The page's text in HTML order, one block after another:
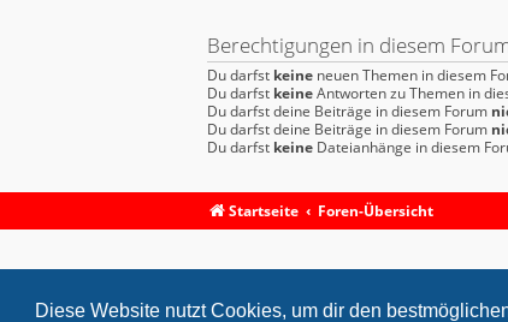
Diese Website nutzt Cookies, um dir den
Berechtigungen in diesem
Du darfst keine neuen Themen in diesem
Du darfst keineAntworten zu Themen in
Du darfst deine Beiträge in diesem Forum
Du darfst deine Beiträge in diesem Forum
Du darfst keine Dateianhänge in diesem
Startseite Foren-Übersicht